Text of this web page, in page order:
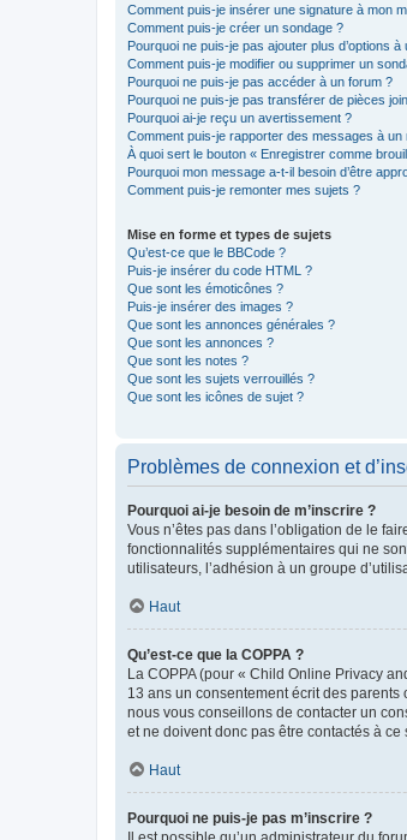
Comment puis-je insérer une signature à mon
Comment puis-je créer un sondage ?
Pourquoi ne puis-je pas ajouter plus d’options à
Comment puis-je modifier ou supprimer un
Pourquoi ne puis-je pas accéder à un forum ?
Pourquoi ne puis-je pas transférer de pièces
Pourquoi ai-je reçu un avertissement ?
Comment puis-je rapporter des messages à un
À quoi sert le bouton « Enregistrer comme
Pourquoi mon message a-t-il besoin d’être
Comment puis-je remonter mes sujets ?
Mise en forme et types de sujets
Qu’est-ce que le BBCode ?
Puis-je insérer du code HTML ?
Que sont les émoticônes ?
Puis-je insérer des images ?
Que sont les annonces générales ?
Que sont les annonces ?
Que sont les notes ?
Que sont les sujets verrouillés ?
Que sont les icônes de sujet ?
Problèmes de connexion et
Pourquoi ai-je besoin de m’inscrire ?
Vous n’êtes pas dans l’obligation de le
fonctionnalités supplémentaires qui ne
utilisateurs, l’adhésion à un groupe
Haut
Qu’est-ce que la COPPA ?
La COPPA (pour « Child Online Privacy
13 ans un consentement écrit des
nous vous conseillons de contacter un
et ne doivent donc pas être contactés à
Haut
Pourquoi ne puis-je pas m’inscrire ?